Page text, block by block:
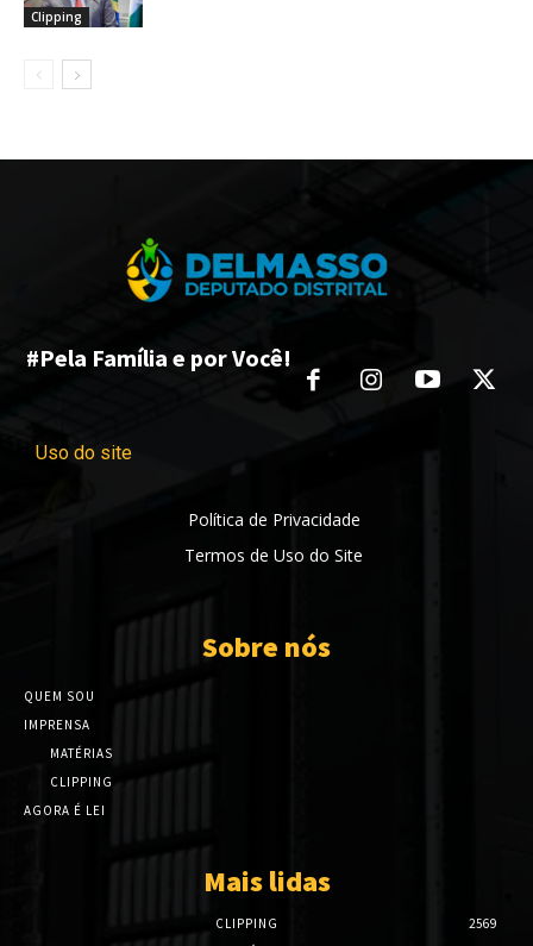
Clipping
#Pela Família e por Você!
Uso do site
Política de Privacidade
Termos de Uso do Site
Sobre nós
QUEM SOU
IMPRENSA
MATÉRIAS
CLIPPING
AGORA É LEI
Mais lidas
CLIPPING
2569